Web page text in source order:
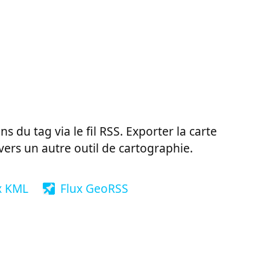
du tag via le fil RSS. Exporter la carte
un autre outil de cartographie.
KML Flux GeoRSS